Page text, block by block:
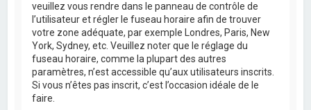
veuillez vous rendre dans le panneau de contrôle de
l’utilisateur et régler le fuseau horaire afin de trouver
votre zone adéquate, par exemple Londres, Paris, New
York, Sydney, etc. Veuillez noter que le réglage du
fuseau horaire, comme la plupart des autres
paramètres, n’est accessible qu’aux utilisateurs inscrits.
Si vous n’êtes pas inscrit, c’est l’occasion idéale de le
faire.